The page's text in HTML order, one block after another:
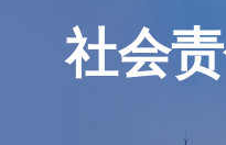
社会